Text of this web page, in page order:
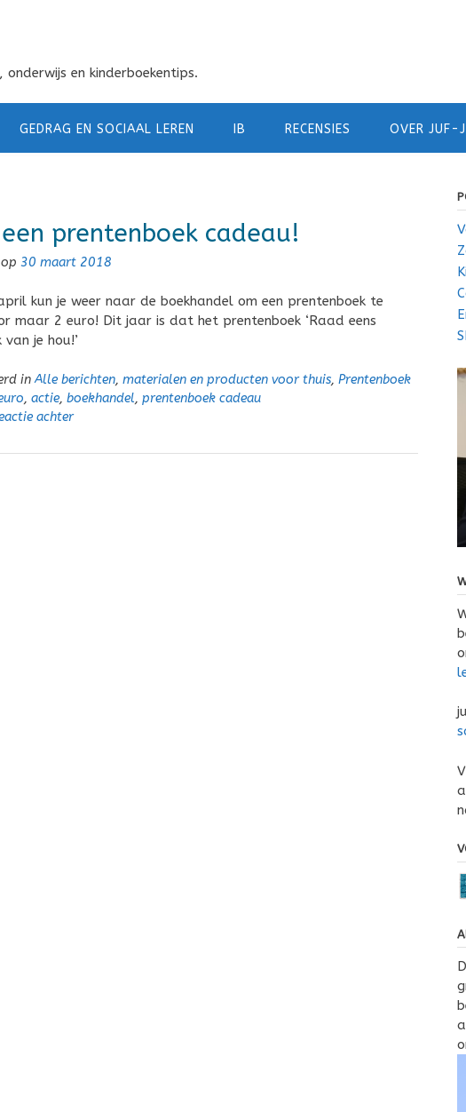
en kinderboekentips.
GEDRAG EN SOCIAAL LEREN IB RECENSIES OVER JUF-
prentenboek cadeau!
30 maart 2018
kun je weer naar de boekhandel om een prentenboek te
maar 2 euro! Dit jaar is dat het prentenboek ‘Raad eens
van je hou!’
inAlle berichten, materialen en producten voor thuis, Prentenboek
, actie, boekhandel, prentenboek cadeau
achter